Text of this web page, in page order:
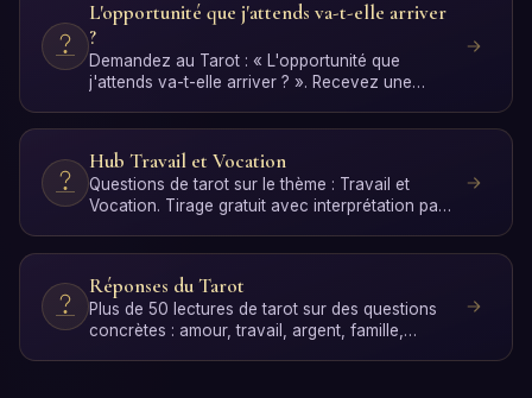
L'opportunité que j'attends va-t-elle arriver
?
Demandez au Tarot : « L'opportunité que
j'attends va-t-elle arriver ? ». Recevez une
Hub Travail et Vocation
Questions de tarot sur le thème : Travail et
Vocation. Tirage gratuit avec interprétation par
Réponses du Tarot
Plus de 50 lectures de tarot sur des questions
concrètes : amour, travail, argent, famille,